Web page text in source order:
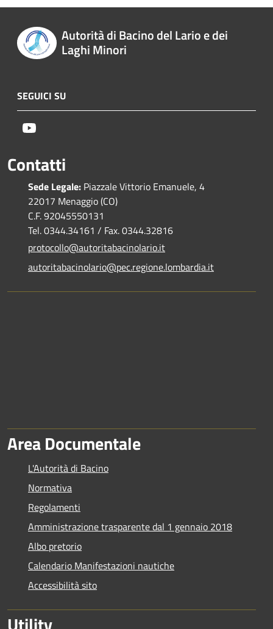
Autorità di Bacino del Lario e dei
Laghi Minori
SEGUICI SU
Contatti
Sede Legale: Piazzale Vittorio Emanuele, 4
22017 Menaggio (CO)
C.F. 92045550131
Tel. 0344.34161 / Fax. 0344.32816
protocollo@autoritabacinolario.it
autoritabacinolario@pec.regione.lombardia.it
Area Documentale
L'Autorità di Bacino
Normativa
Regolamenti
Amministrazione trasparente dal 1 gennaio 2018
Albo pretorio
Calendario Manifestazioni nautiche
Accessibilità sito